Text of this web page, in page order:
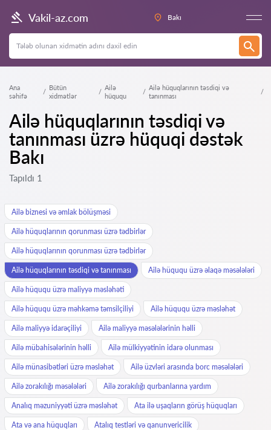
Vakil-az.com Bakı
Ana
səhifə
Bütün
xidmətlər
Ailə
hüququ
Ailə hüquqlarının təsdiqi və
tanınması
Ailə hüquqlarının təsdiqi və
tanınması üzrə hüquqi dəstək
Bakı
Tapıldı 1
Ailə biznesi və əmlak bölüşməsi
Ailə hüquqlarının qorunması üzrə tədbirlər
Ailə hüquqlarının qorunması üzrə tədbirlər
Ailə hüquqlarının təsdiqi və tanınması Ailə hüququ üzrə əlaqə məsələləri
Ailə hüququ üzrə maliyyə məsləhəti
Ailə hüququ üzrə məhkəmə təmsilçiliyi Ailə hüququ üzrə məsləhət
Ailə maliyyə idarəçiliyi Ailə maliyyə məsələlərinin həlli
Ailə mübahisələrinin həlli Ailə mülkiyyətinin idarə olunması
Ailə münasibətləri üzrə məsləhət Ailə üzvləri arasında borc məsələləri
Ailə zorakılığı məsələləri Ailə zorakılığı qurbanlarına yardım
Analıq məzuniyyəti üzrə məsləhət Ata ilə uşaqların görüş hüquqları
Ata və ana hüquqları Atalıq testləri və qanunvericilik